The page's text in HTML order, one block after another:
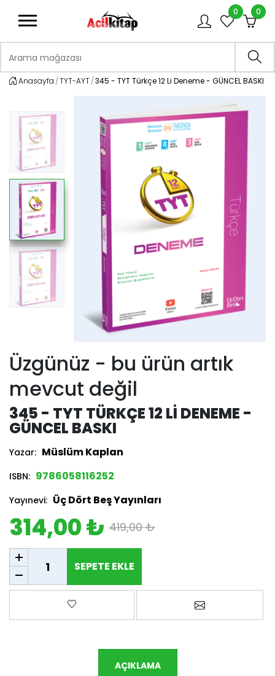
0 0
Anasayfa TYT-AYT 345 - TYT Türkçe 12 Li Deneme - GÜNCEL BASKI
Üzgünüz - bu ürün artık
mevcut değil
345 - TYT TÜRKÇE 12 LI DENEME -
GÜNCEL BASKI
Yazar: Müslüm Kaplan
ISBN: 9786058116252
Yayınevi: Üç Dört Beş Yayınları
314,00 ₺ 419,00 ₺
SEPETE EKLE
SEPETE EKLE
Favorilere ekle Arkadaşına
AÇIKLAMA